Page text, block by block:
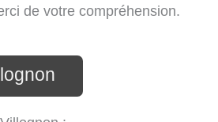
de votre compréhension.